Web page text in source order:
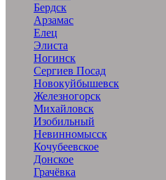
Бердск
Арзамас
Елец
Элиста
Ногинск
Сергиев Посад
Новокуйбышевск
Железногорск
Михайловск
Изобильный
Невинномысск
Кочубеевское
Донское
Грачёвка